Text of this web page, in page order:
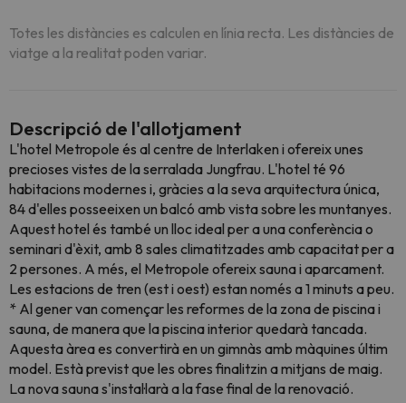
Totes les distàncies es calculen en línia recta. Les distàncies de
viatge a la realitat poden variar.
Descripció de l'allotjament
L'hotel Metropole és al centre de Interlaken i ofereix unes
precioses vistes de la serralada Jungfrau. L'hotel té 96
habitacions modernes i, gràcies a la seva arquitectura única,
84 d'elles posseeixen un balcó amb vista sobre les muntanyes.
Aquest hotel és també un lloc ideal per a una conferència o
seminari d'èxit, amb 8 sales climatitzades amb capacitat per a
2 persones. A més, el Metropole ofereix sauna i aparcament.
Les estacions de tren (est i oest) estan només a 1 minuts a peu.
* Al gener van començar les reformes de la zona de piscina i
sauna, de manera que la piscina interior quedarà tancada.
Aquesta àrea es convertirà en un gimnàs amb màquines últim
model. Està previst que les obres finalitzin a mitjans de maig.
La nova sauna s'instal·larà a la fase final de la renovació.